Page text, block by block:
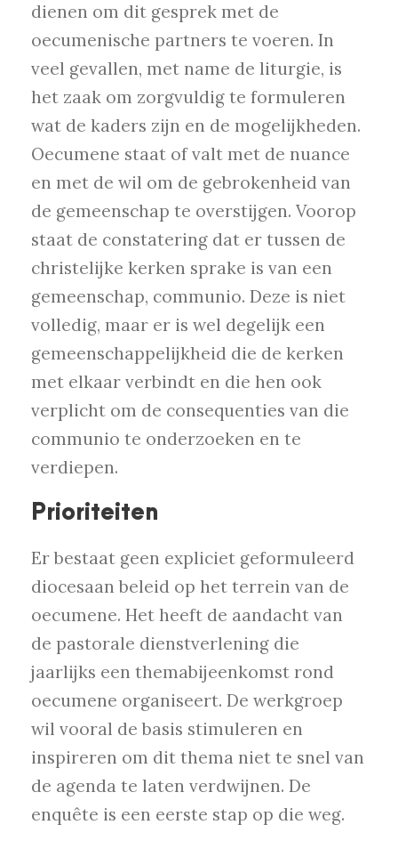
dienen om dit gesprek met de
oecumenische partners te voeren. In
veel gevallen, met name de liturgie, is
het zaak om zorgvuldig te formuleren
wat de kaders zijn en de mogelijkheden.
Oecumene staat of valt met de nuance
en met de wil om de gebrokenheid van
de gemeenschap te overstijgen. Voorop
staat de constatering dat er tussen de
christelijke kerken sprake is van een
gemeenschap, communio. Deze is niet
volledig, maar er is wel degelijk een
gemeenschappelijkheid die de kerken
met elkaar verbindt en die hen ook
verplicht om de consequenties van die
communio te onderzoeken en te
verdiepen.
Prioriteiten
Er bestaat geen expliciet geformuleerd
diocesaan beleid op het terrein van de
oecumene. Het heeft de aandacht van
de pastorale dienstverlening die
jaarlijks een themabijeenkomst rond
oecumene organiseert. De werkgroep
wil vooral de basis stimuleren en
inspireren om dit thema niet te snel van
de agenda te laten verdwijnen. De
enquête is een eerste stap op die weg.